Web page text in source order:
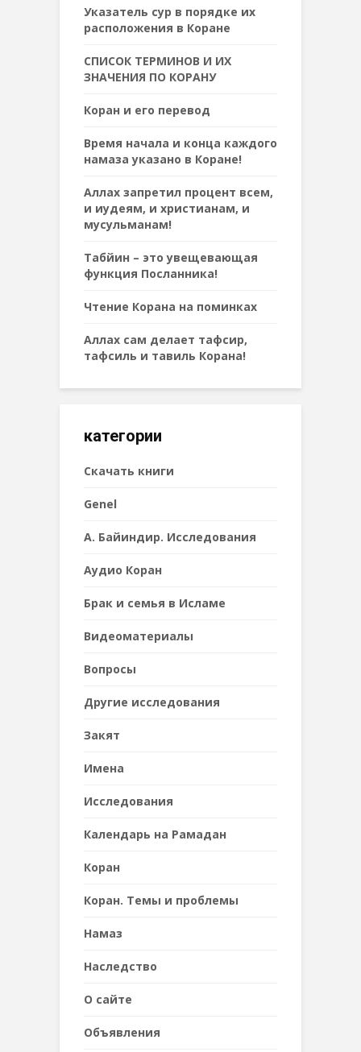
Указатель сур в порядке их
расположения в Коране
СПИСОК ТЕРМИНОВ И ИХ
ЗНАЧЕНИЯ ПО КОРАНУ
Коран и его перевод
Время начала и конца каждого
намаза указано в Коране!
Аллах запретил процент всем,
и иудеям, и христианам, и
мусульманам!
Табйин – это увещевающая
функция Посланника!
Чтение Корана на поминках
Аллах сам делает тафсир,
тафсиль и тавиль Корана!
категории
Cкачать книги
Genel
А. Байиндир. Исследования
Аудио Коран
Брак и семья в Исламе
Видеоматериалы
Вопросы
Другие исследования
Закят
Имена
Исследования
Календарь на Рамадан
Коран
Коран. Темы и проблемы
Намаз
Наследствo
О сайте
Объявления